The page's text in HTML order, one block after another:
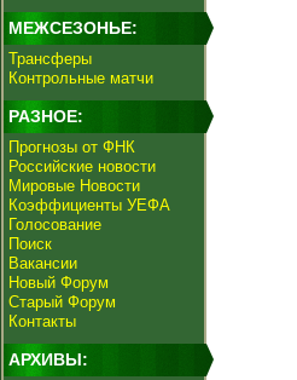
МЕЖСЕЗОНЬЕ:
Трансферы
Контрольные матчи
РАЗНОЕ:
Прогнозы от ФНК
Российские новости
Мировые Новости
Коэффициенты УЕФА
Голосование
Поиск
Вакансии
Новый Форум
Старый Форум
Контакты
АРХИВЫ: